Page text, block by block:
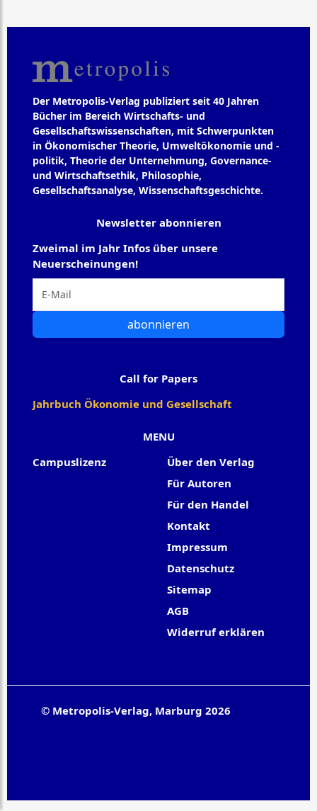
Der Metropolis-Verlag publiziert seit 40 Jahren
Bücher im Bereich Wirtschafts- und
Gesellschaftswissenschaften, mit Schwerpunkten
in Ökonomischer Theorie, Umweltökonomie und -
politik, Theorie der Unternehmung, Governance-
und Wirtschaftsethik, Philosophie,
Gesellschaftsanalyse, Wissenschaftsgeschichte.
MENU
Campuslizenz
Über den Verlag
Für Autoren
Für den Handel
Kontakt
Impressum
Datenschutz
Sitemap
AGB
Widerruf erklären
Newsletter abonnieren
Zweimal im Jahr Infos über unsere
Neuerscheinungen!
abonnieren
Call for Papers
Jahrbuch Ökonomie und Gesellschaft
© Metropolis-Verlag, Marburg 2026